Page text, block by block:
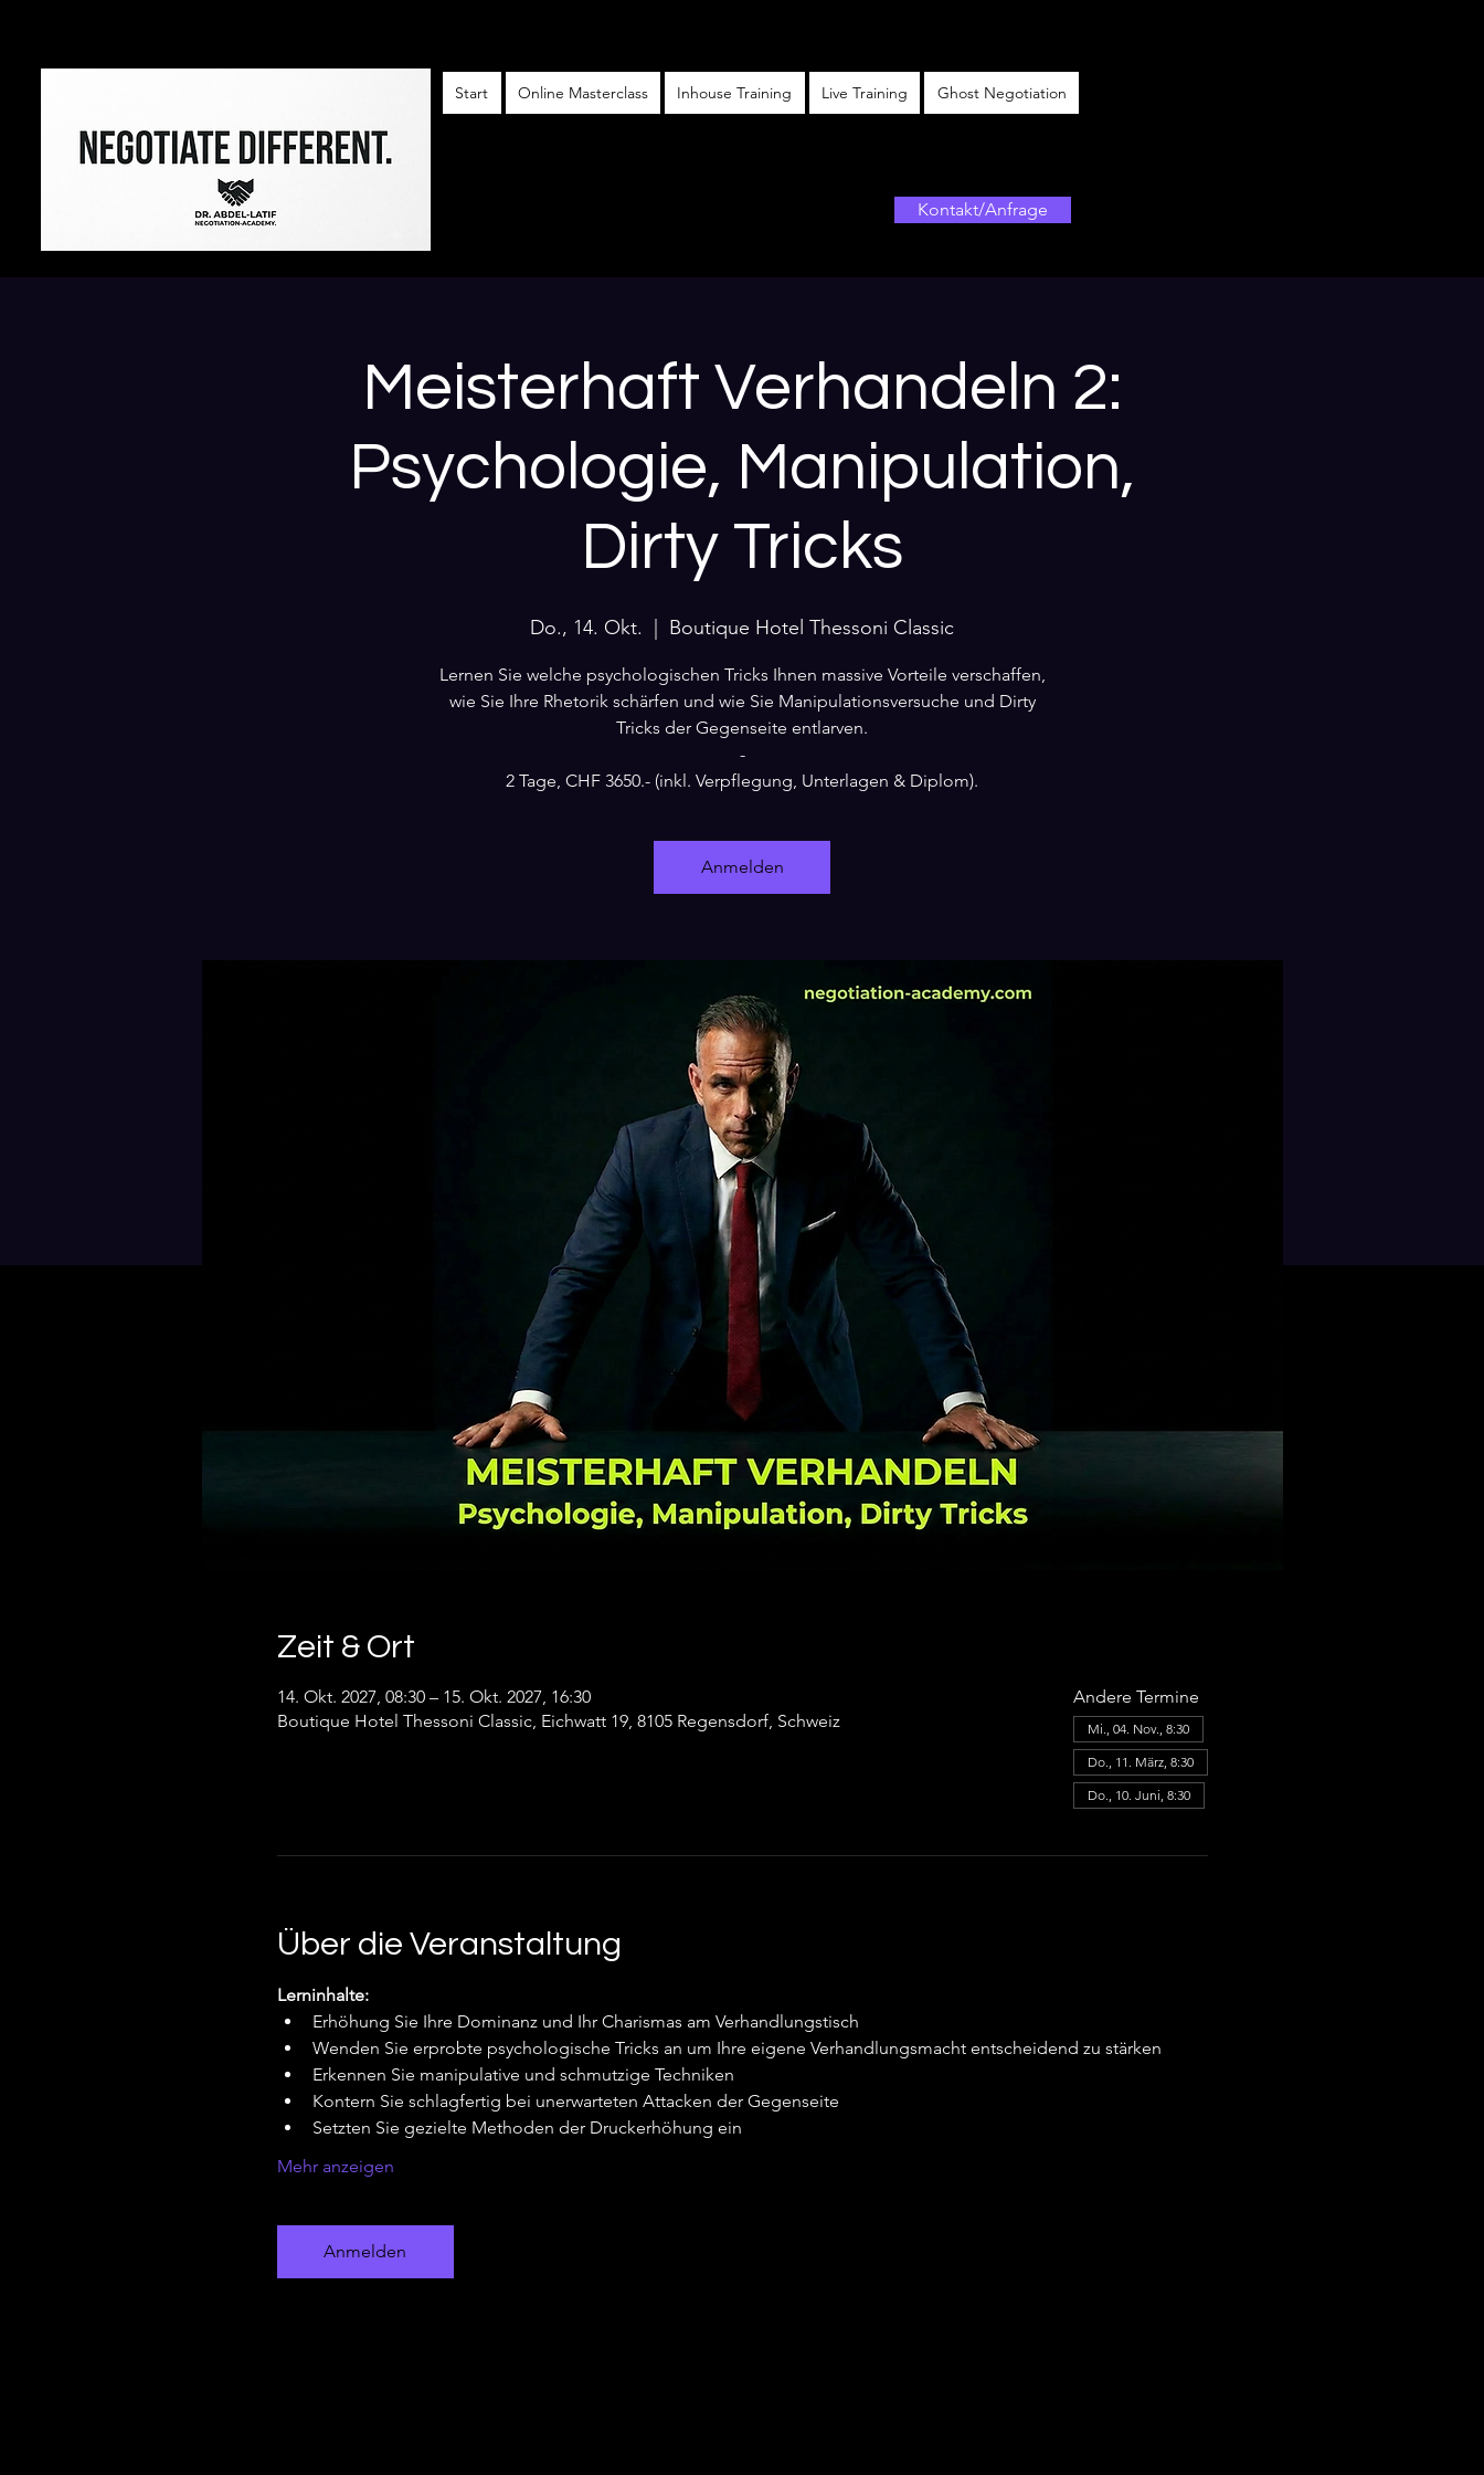
Start Online Masterclass Inhouse Training Live Training Ghost Negotiation
Kontakt/Anfrage
Meisterhaft Verhandeln 2:
Psychologie, Manipulation,
Dirty Tricks
Do., 14. Okt. Boutique Hotel Thessoni Classic
Lernen Sie welche psychologischen Tricks Ihnen massive Vorteile verschaffen,
wie Sie Ihre Rhetorik schärfen und wie Sie Manipulationsversuche und Dirty
Tricks der Gegenseite entlarven.
-
2 Tage, CHF 3650.- (inkl. Verpflegung, Unterlagen & Diplom).
Anmelden
Zeit & Ort
14. Okt. 2027, 08:30 – 15. Okt. 2027, 16:30
Boutique Hotel Thessoni Classic, Eichwatt 19, 8105 Regensdorf, Schweiz
Andere Termine
Mi., 04. Nov., 8:30
Do., 11. März, 8:30
Do., 10. Juni, 8:30
Über die Veranstaltung
Lerninhalte:
Erhöhung Sie Ihre Dominanz und Ihr Charismas am Verhandlungstisch
Wenden Sie erprobte psychologische Tricks an um Ihre eigene Verhandlungsmacht entscheidend zu stärken
Erkennen Sie manipulative und schmutzige Techniken
Kontern Sie schlagfertig bei unerwarteten Attacken der Gegenseite
Setzten Sie gezielte Methoden der Druckerhöhung ein
Mehr anzeigen
Anmelden